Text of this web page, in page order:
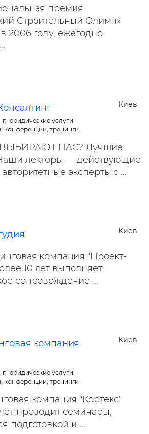
премия
Строительный Олимп»
2006 году, ежегодно
Киев
юридические услуги
конференции, тренинги
НАС? Лучшие
лекторы — действующие
авторитетные эксперты с ...
Киев
компания "Проект-
10 лет выполняет
сопровождение ...
Киев
компания
юридические услуги
конференции, тренинги
компания "Кортекс"
проводит семинары,
подготовкой и ...